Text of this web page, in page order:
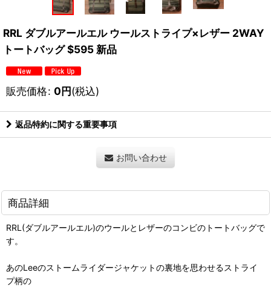
RRL ダブルアールエル ウールストライプ×レザー 2WAY
トートバッグ $595 新品
販売価格: 0円(税込)
返品特約に関する重要事項
お問い合わせ
商品詳細
RRL(ダブルアールエル)のウールとレザーのコンビのトートバッグで
す。
あのLeeのストームライダージャケットの裏地を思わせるストライ
プ柄の